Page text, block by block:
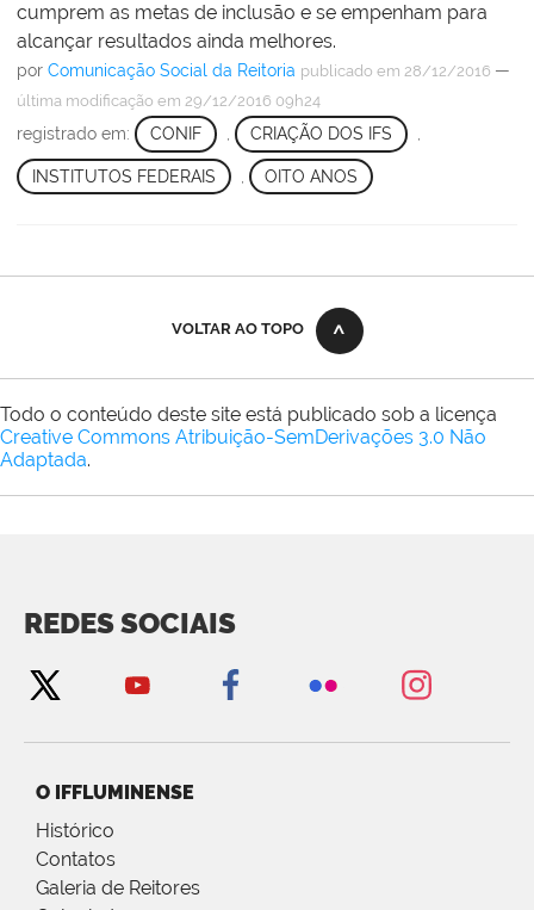
cumprem as metas de inclusão e se empenham para
alcançar resultados ainda melhores.
por Comunicação Social da Reitoria publicado em 28/12/2016 —
última modificação em 29/12/2016 09h24
registrado em: CONIF , CRIAÇÃO DOS IFS ,
INSTITUTOS FEDERAIS OITO ANOS
VOLTAR AO TOPO
Todo o conteúdo deste site está publicado sob a licença
Creative Commons Atribuição-SemDerivações 3.0 Não
Adaptada.
REDES SOCIAIS
O IFFLUMINENSE
Histórico
Contatos
Galeria de Reitores